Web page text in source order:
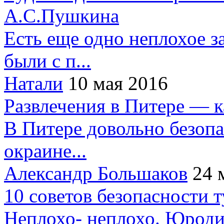
А.С.Пушкина
Есть еще одно неплохое
были с п...
Натали 10 мая 2016
Развлечения в Питере —
В Питере довольно
окраине...
Александр Большаков 24
10 советов безопасности
Неплохо- неплохо.